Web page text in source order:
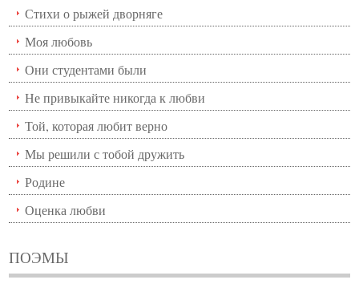
Стихи о рыжей дворняге
Моя любовь
Они студентами были
Не привыкайте никогда к любви
Той, которая любит верно
Мы решили с тобой дружить
Родине
Оценка любви
ПОЭМЫ